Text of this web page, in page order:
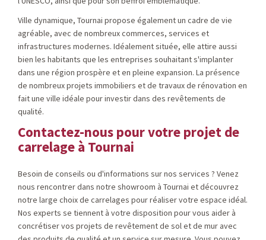
Ville dynamique, Tournai propose également un cadre de vie
agréable, avec de nombreux commerces, services et
infrastructures modernes. Idéalement située, elle attire aussi
bien les habitants que les entreprises souhaitant s'implanter
dans une région prospère et en pleine expansion. La présence
de nombreux projets immobiliers et de travaux de rénovation en
fait une ville idéale pour investir dans des revêtements de
qualité.
Contactez-nous pour votre projet de
carrelage à Tournai
Besoin de conseils ou d'informations sur nos services ? Venez
nous rencontrer dans notre showroom à Tournai et découvrez
notre large choix de carrelages pour réaliser votre espace idéal.
Nos experts se tiennent à votre disposition pour vous aider à
concrétiser vos projets de revêtement de sol et de mur avec